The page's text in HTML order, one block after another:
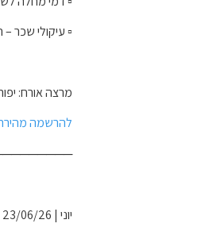
▫️ עיקולי שכר –
מרצה אורח:
להרשמה מהירה
יוני | 23/06/26 בוקר + 24/06/26 ערב